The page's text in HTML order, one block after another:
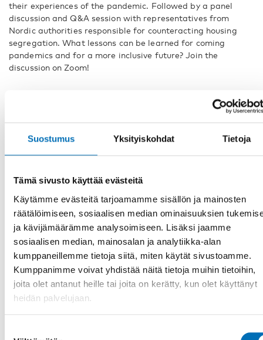
Suostumus Yksityiskohdat Tietoja
Tämä sivusto käyttää evästeitä
Käytämme evästeitä tarjoamamme sisällön ja mainosten
räätälöimiseen, sosiaalisen median ominaisuuksien
ja kävijämäärämme analysoimiseen. Lisäksi jaamme
sosiaalisen median, mainosalan ja analytiikka-alan
kumppaneillemme tietoja siitä, miten käytät sivustoamme.
Kumppanimme voivat yhdistää näitä tietoja muihin tietoihin,
joita olet antanut heille tai joita on kerätty, kun olet käyttänyt
heidän palvelujaan.
their experiences of the pandemic. Followed by a panel
discussion and Q&A session with representatives from
Nordic authorities responsible for counteracting housing
segregation. What lessons can be learned for coming
pandemics and for a more inclusive future? Join the
discussion on Zoom!
13.10 About the report – conclusions, lessons learned and
recommendations
Hjördís Rut Sigurjónsdóttir and Sandra Oliveira e Costa,
13.30Panel discussion – What do the residents think, is the
picture in the report correct? Can civil society improve
pandemic management and reduce exclusion? What
measures are required at national level?
Helena Hede and Fardosa Omar, Folkets Hus Rinkeby,
Sweden